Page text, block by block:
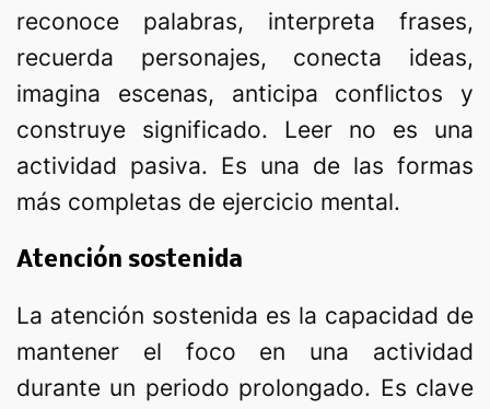
reconoce palabras, interpreta frases,
recuerda personajes, conecta ideas,
imagina escenas, anticipa conflictos y
construye significado. Leer no es una
actividad pasiva. Es una de las formas
más completas de ejercicio mental.
Atención sostenida
La atención sostenida es la capacidad de
mantener el foco en una actividad
durante un periodo prolongado. Es clave